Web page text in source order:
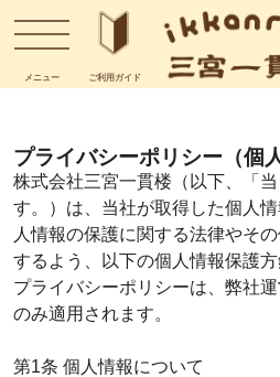
メニュー ご利用 ガイド
お問い合
プライバシーポリシー（個
株式会社三宮一貫楼（以下、「
す。）は、当社が取得した個人
人情報の保護に関する法律やそ
するよう、以下の個人情報保護
プライバシーポリシーは、弊社
のみ適用されます。
第1条 個人情報について